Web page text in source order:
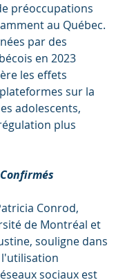
préoccupations
au Québec.
par des
en 2023
les effets
sur la
adolescents,
plus
Conrod,
de Montréal et
souligne dans
sociaux est